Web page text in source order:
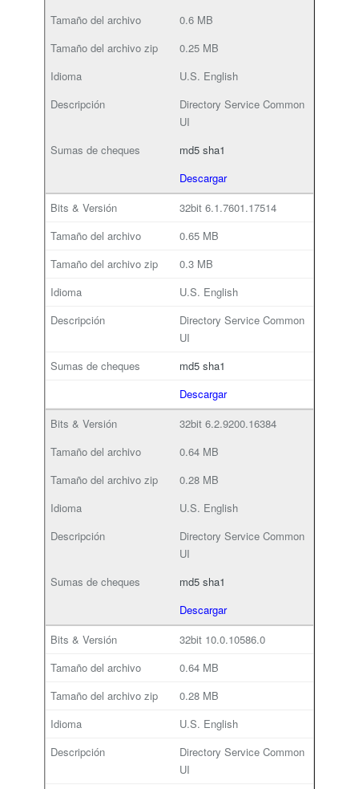
0.6 MB
0.25 MB
U.S. English
Directory Service Common
UI
md5 sha1
Descargar
32bit 6.1.7601.17514
0.65 MB
0.3 MB
U.S. English
Directory Service Common
UI
md5 sha1
Descargar
32bit 6.2.9200.16384
0.64 MB
0.28 MB
U.S. English
Directory Service Common
UI
md5 sha1
Descargar
32bit 10.0.10586.0
0.64 MB
0.28 MB
U.S. English
Directory Service Common
UI